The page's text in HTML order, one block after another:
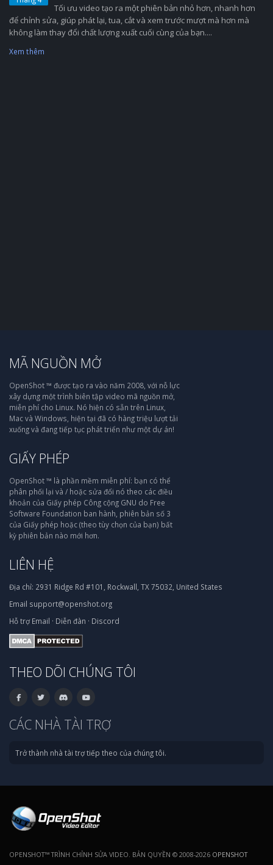
Tối ưu video tạo ra một phiên bản nhỏ hơn, nhanh hơn
để chỉnh sửa, giúp phát lại, tua, cắt và xem trước mượt mà hơn mà
không làm thay đổi chất lượng xuất cuối cùng của bạn....
Xem thêm
MÃ NGUỒN MỞ
OpenShot ™ được tạo ra vào năm 2008, với nỗ lực
xây dựng một trình biên tập video mã nguồn mở,
miễn phí cho Linux. Nó hiện có sẵn trên Linux,
Mac và Windows, hiện tại đã có hàng triệu lượt tải
xuống và đang tiếp tục phát triển như một dự án!
GIẤY PHÉP
OpenShot ™ là phần mềm miễn phí: bạn có thể
phân phối lại và / hoặc sửa đổi nó theo các điều
khoản của Giấy phép Công cộng GNU do Free
Software Foundation ban hành, phiên bản số 3
của Giấy phép hoặc (theo tùy chọn của bạn) bất
kỳ phiên bản nào mới hơn.
LIÊN HỆ
Địa chỉ: 2931 Ridge Rd #101, Rockwall, TX 75032, United States
Email support@openshot.org
Hỗ trợ Email · Diễn đàn · Discord
THEO DÕI CHÚNG TÔI
CÁC NHÀ TÀI TRỢ
Trở thành nhà tài trợ tiếp theo của chúng tôi.
OPENSHOT™ TRÌNH CHỈNH SỬA VIDEO. BẢN QUYỀN © 2008-2026 OPENSHOT